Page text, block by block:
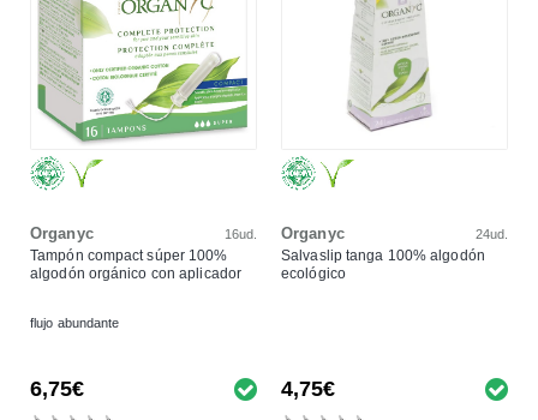
Organyc 16ud.
Tampón compact súper 100%
algodón orgánico con aplicador
flujo abundante
6,75€
Organyc 24ud.
Salvaslip tanga 100% algodón
ecológico
4,75€